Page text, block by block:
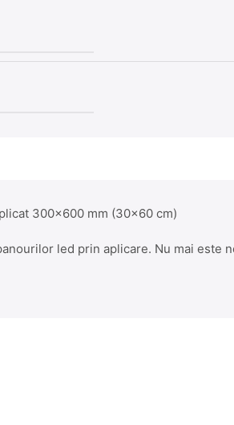
300×600 mm (30×60 cm)
led prin aplicare. Nu mai este